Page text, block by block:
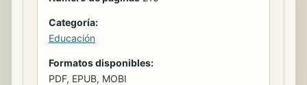
Categoría:
Educación
Formatos disponibles:
PDF, EPUB, MOBI